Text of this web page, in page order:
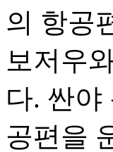
의 항공
보저우
다. 싼야
공편을